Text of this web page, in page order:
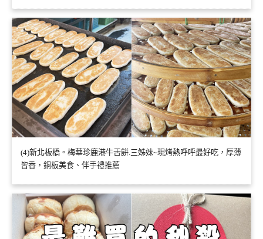
(4)新北板橋。梅華珍鹿港牛舌餅.三姊妹~現烤熱呼呼最好吃，厚薄
皆香，銅板美食、伴手禮推薦